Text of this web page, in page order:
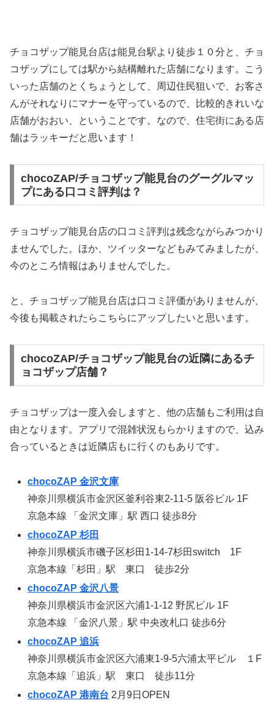
チョコザップ能見台店は能見台駅より徒歩１０分と、チョ
コザップにしては駅から結構離れた店舗になります。こう
いった店舗のとくちょうとして、周辺住民狙いで、お客さ
んがそれなりにマナーを守っているので、比較的きれいな
店舗がおおい、ということです。なので、住宅街にある店
舗はラッキーだと思います！
chocoZAP/チョコザップ能見台のグーグルマッ
プにある口コミ評判は？
チョコザップ能見台店の口コミ評判は残念ながらみつかり
ませんでした。ほか、ツイッターなどもみてみましたが、
今のところ情報はありませんでした。
と、チョコザップ能見台店は口コミ評価がありませんが、
今後も掲載されたらこちらにアップしたいと思います。
chocoZAP/チョコザップ能見台の近隣にあるチ
ョコザップ店舗？
チョコザップは一度入会しますと、他の店舗もご利用は自
由となります。アプリで混雑状況もらかりますので、込み
合っているときは近隣店もに行くのもありです。
chocoZAP 金沢文庫
神奈川県横浜市金沢区釜利谷東2-11-5 阪谷ビル 1F
京急本線 「金沢文庫」駅 西口 徒歩8分
chocoZAP 杉田
神奈川県横浜市磯子区杉田1-14-7杉田switch 1F
京急本線「杉田」駅 東口 徒歩2分
chocoZAP 金沢八景
神奈川県横浜市金沢区六浦1-1-12 野尻ビル 1F
京急本線 「金沢八景」駅 中央改札口 徒歩6分
chocoZAP 追浜
神奈川県横浜市金沢区六浦東1-9-5六浦太平ビル １F
京急本線「追浜」駅 東口 徒歩11分
chocoZAP 港南台 2月9日OPEN